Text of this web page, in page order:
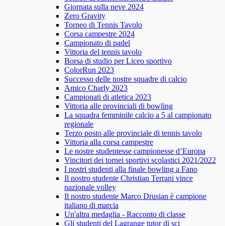
Giornata sulla neve 2024
Zero Gravity
Torneo di Tennis Tavolo
Corsa campestre 2024
Campionato di padel
Vittoria del tennis tavolo
Borsa di studio per Liceo sportivo
ColorRun 2023
Successo delle nostre squadre di calcio
Amico Charly 2023
Campionati di atletica 2023
Vittoria alle provinciali di bowling
La squadra femminile calcio a 5 al campionato
regionale
Terzo posto alle provinciale di tennis tavolo
Vittoria alla corsa campestre
Le nostre studentesse campionesse d’Europa
Vincitori dei tornei sportivi scolastici 2021/2022
I nostri studenti alla finale bowling a Fano
Il nostro studente Christian Terrani vince
nazionale volley
Il nostro studente Marco Drusian è campione
italiano di marcia
Un'altra medaglia - Racconto di classe
Gli studenti del Lagrange tutor di sci